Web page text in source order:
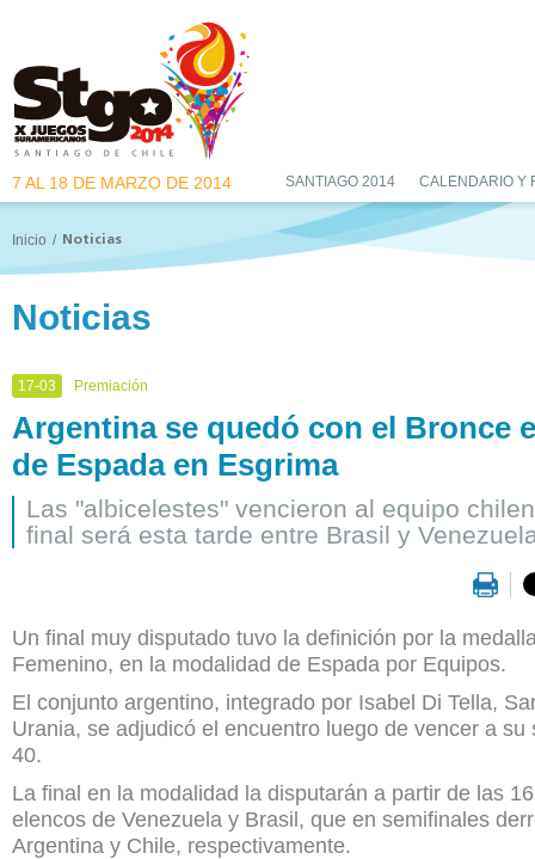
7 AL 18 DE MARZO DE 2014 SANTIAGO 2014 CALENDARIO Y
Inicio / Noticias
Noticias
17-03 Premiación
Argentina se quedó con el Bronce
de Espada en Esgrima
Las "albicelestes" vencieron al equipo
final será esta tarde entre Brasil y
Un final muy disputado tuvo la definición por la
Femenino, en la modalidad de Espada por Equipos.
El conjunto argentino, integrado por Isabel Di Tella,
Urania, se adjudicó el encuentro luego de vencer a
40.
La final en la modalidad la disputarán a partir de las
elencos de Venezuela y Brasil, que en semifinales
Argentina y Chile, respectivamente.